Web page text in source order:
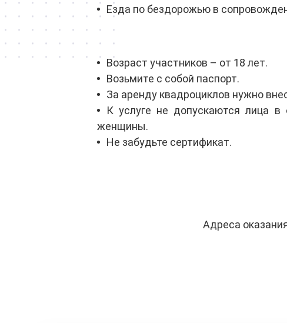
Езда по бездорожью в
Возраст участников – от 18 лет.
Возьмите с собой паспорт.
За аренду квадроциклов нужно
К услуге не допускаются лица в
женщины.
Не забудьте сертификат.
Адреса